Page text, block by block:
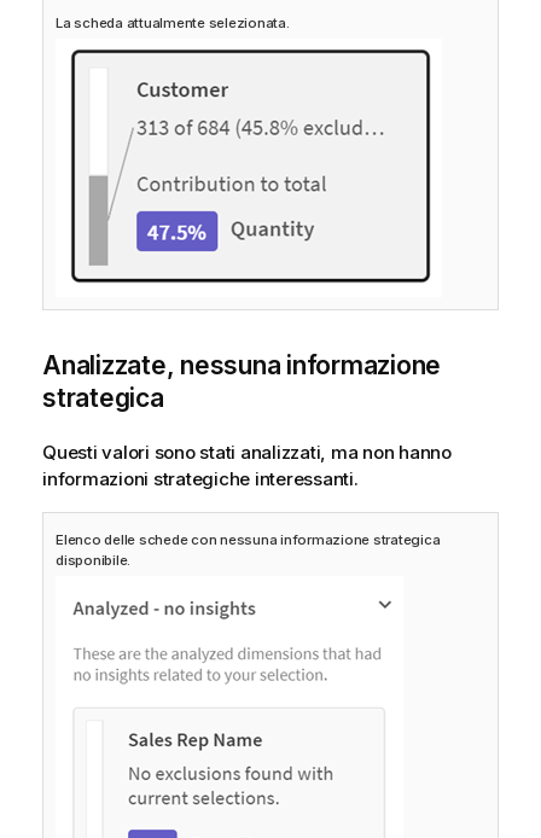
La scheda attualmente selezionata.
Analizzate, nessuna informazione
strategica
Questi valori sono stati analizzati, ma non hanno
informazioni strategiche interessanti.
Elenco delle schede con nessuna informazione strategica
disponibile.